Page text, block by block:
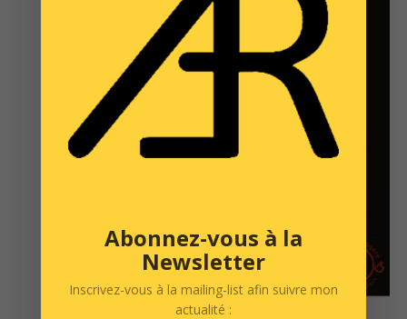
Abonnez-vous à la
Newsletter
Inscrivez-vous à la mailing-list afin suivre mon
actualité :